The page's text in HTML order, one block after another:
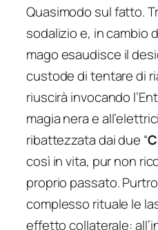
Quasimodo sul fatto.
sodalizio e, in cambio
mago esaudisce il
custode di tentare di
riuscirà invocando
magia nera e
ribattezzata dai due “
così in vita, pur non
proprio passato.
complesso rituale le
effetto collaterale: